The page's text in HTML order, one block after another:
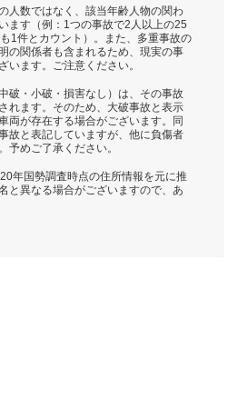
人数ではなく、該当年齢人物の関わ
ます（例：1つの事故で2人以上の25
1件とカウント）。また、多重事故の
の関係者も含まれるため、現実の事
います。ご注意ください。
破・小破・損害なし）は、その事故
れます。そのため、大破事故と表示
両が存在する場合がございます。同
故と表記していますが、他に負傷者
予めご了承ください。
年国勢調査時点の住所情報を元に推
と異なる場合がございますので、あ